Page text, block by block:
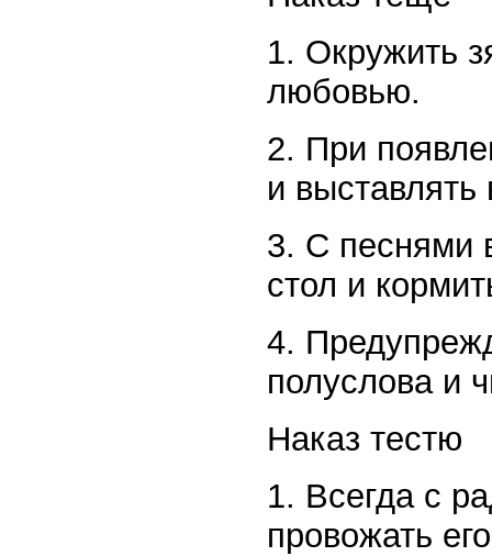
1. Окружить
любовью.
2. При
и
3. С песнями
стол и
4.
полуслова и
Наказ тестю
1. Всегда с
провожать